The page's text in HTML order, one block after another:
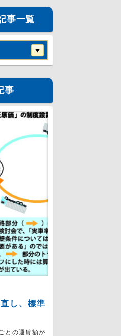
事一覧
事
し、標準
との運賃額が